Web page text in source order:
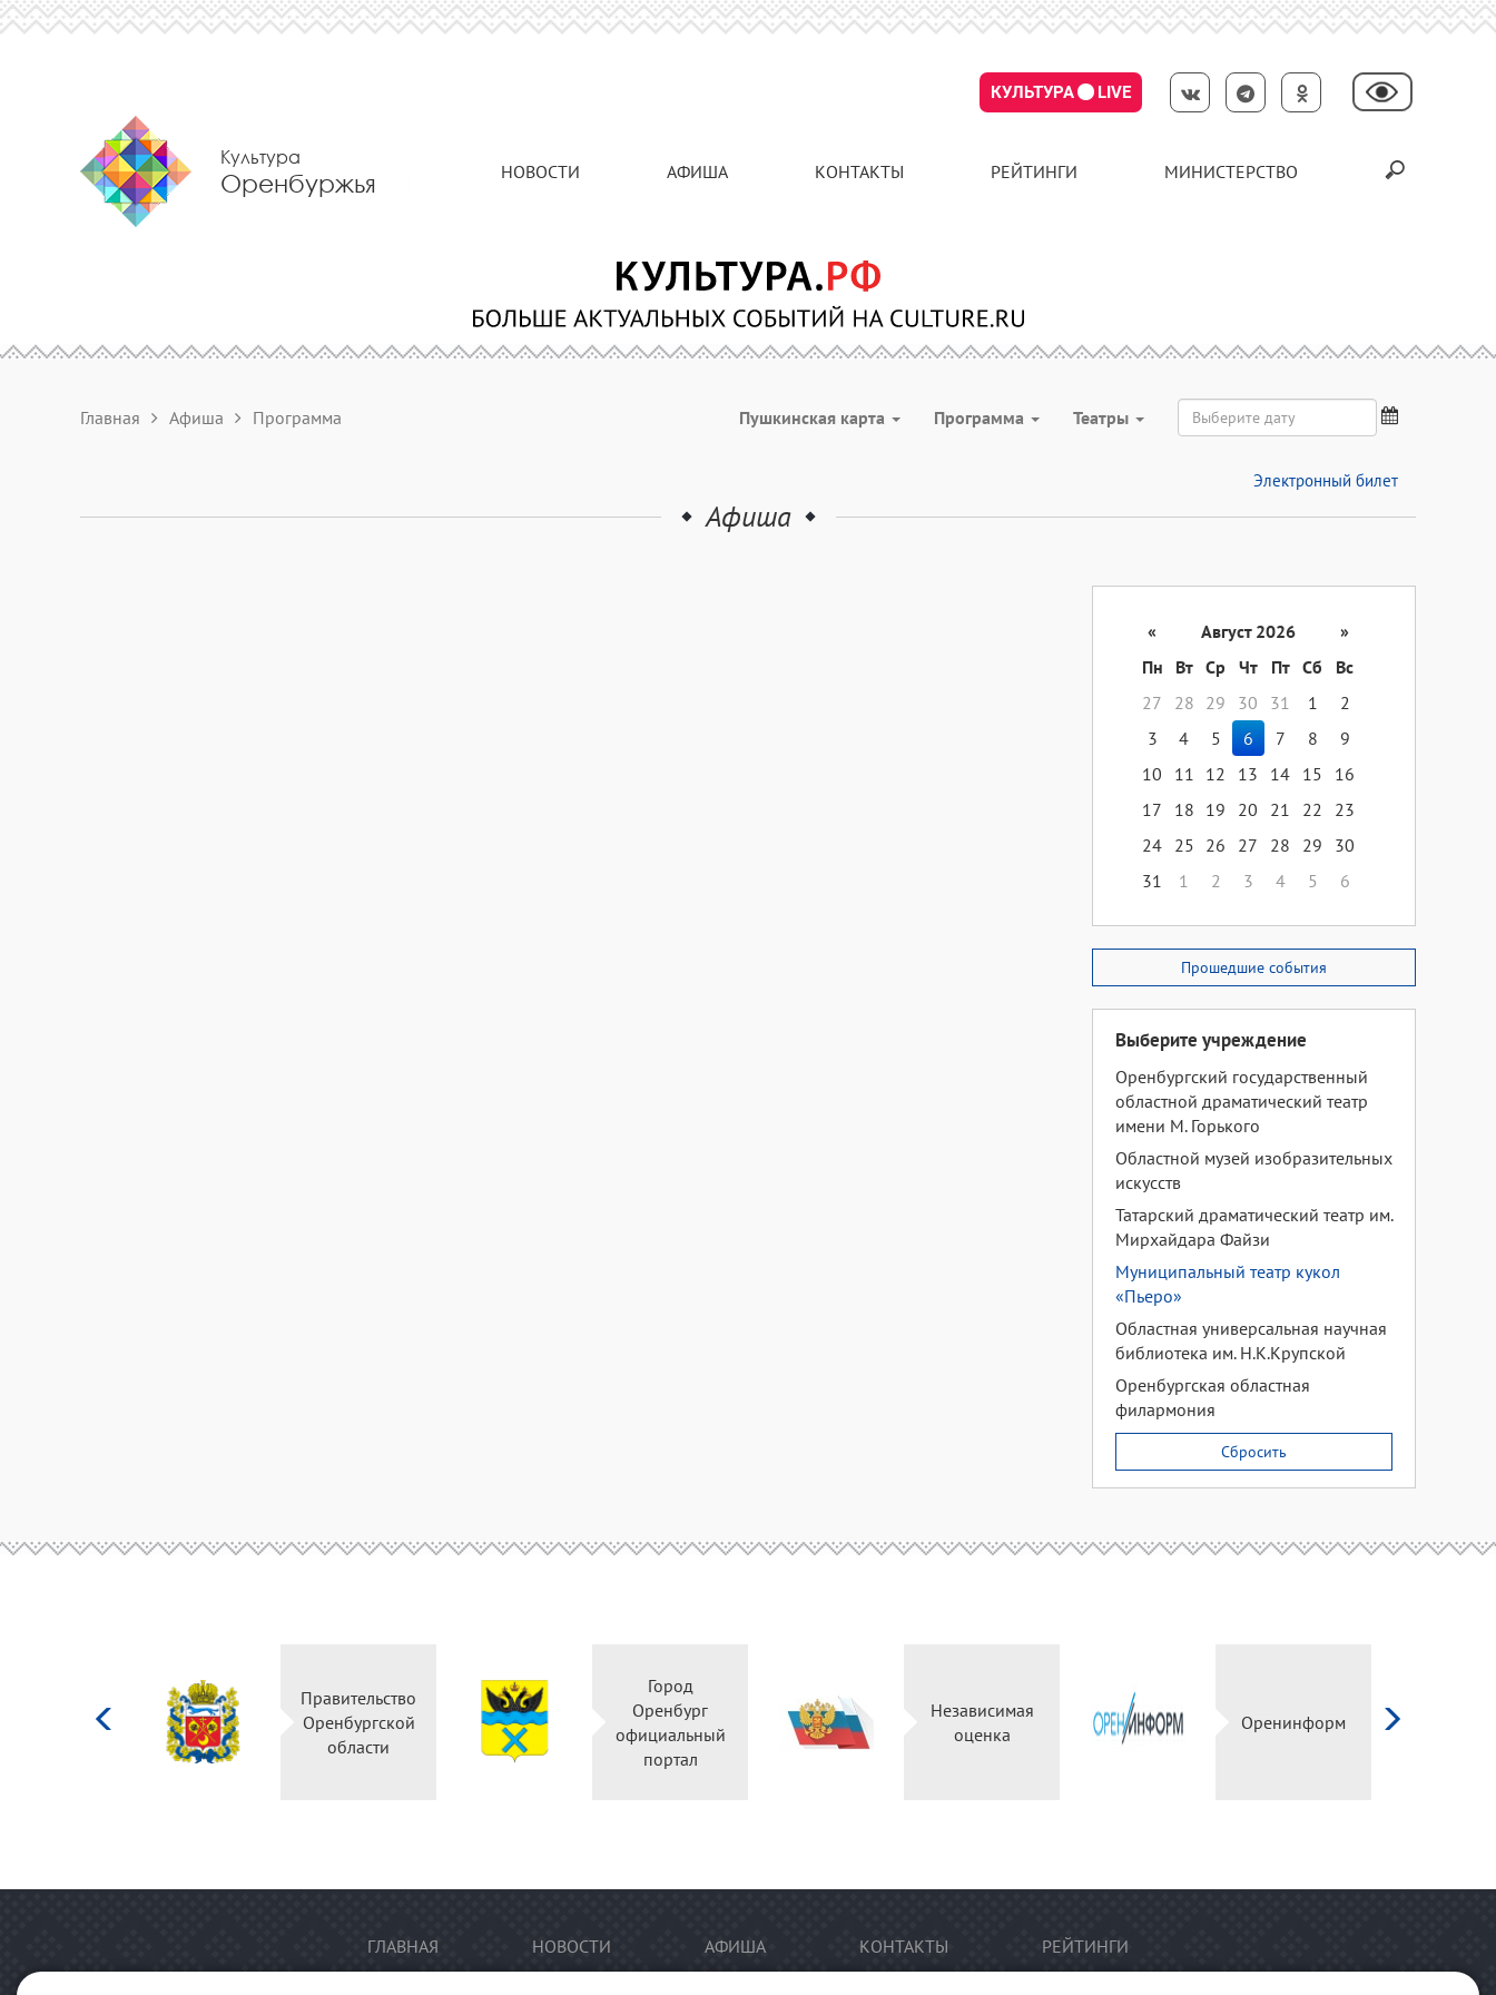
КУЛЬТУРА LIVE
Культура
Оренбуржья НОВОСТИ АФИША КОНТАКТЫ РЕЙТИНГИ МИНИСТЕРСТВО
Главная Афиша Программа Пушкинская карта Программа Театры
Электронный билет
Афиша
« Август 2026
»
Пн
Вт Ср Чт Пт Сб
Вс
27
28 29 30 31 1
2
3
4 5 6 7 8
9
10
11 12 13 14 15
16
17
18 19 20 21 22
23
24 25 26 27 28 29
30
31
1 2 3 4 5 6
Прошедшие события
Выберите учреждение
Оренбургский государственный
областной драматический театр
имени М. Горького
Областной музей изобразительных
искусств
Татарский драматический театр им.
Мирхайдара Файзи
Муниципальный театр кукол
«Пьеро»
Областная универсальная научная
библиотека им. Н.К.Крупской
Оренбургская областная
филармония
Сбросить
Правительство
Оренбургской
области
Город
Оренбург
официальный
портал
Независимая
оценка
Оренинформ
ГЛАВНАЯ НОВОСТИ АФИША КОНТАКТЫ РЕЙТИНГИ